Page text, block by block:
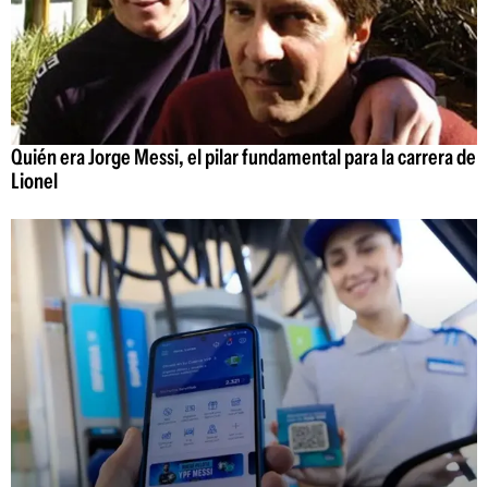
Quién era Jorge Messi, el pilar fundamental para la carrera de
Lionel